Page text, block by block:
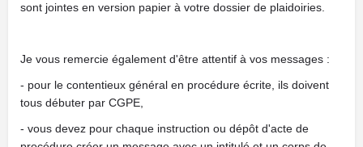
sont jointes en version papier à votre dossier de plaidoiries.
Je vous remercie également d'être attentif à vos messages :
- pour le contentieux général en procédure écrite, ils doivent
tous débuter par CGPE,
- vous devez pour chaque instruction ou dépôt d'acte de